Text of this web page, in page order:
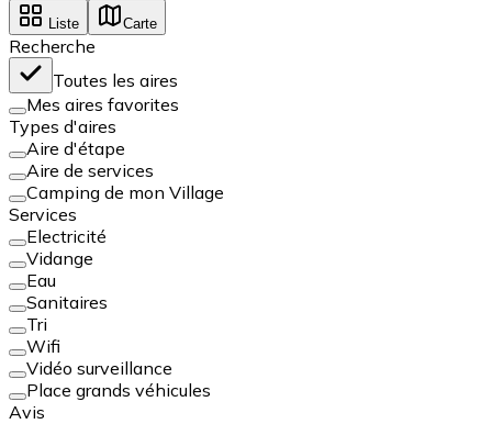
Liste Carte
Recherche
Toutes les aires
Mes aires favorites
Types d'aires
Aire d'étape
Aire de services
Camping de mon Village
Services
Electricité
Vidange
Eau
Sanitaires
Tri
Wifi
Vidéo surveillance
Place grands véhicules
Avis